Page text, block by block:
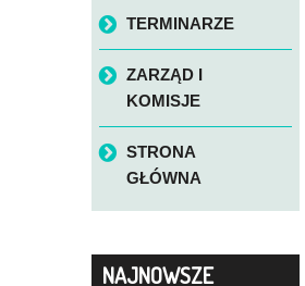
TERMINARZE
ZARZĄD I
KOMISJE
STRONA
GŁÓWNA
NAJNOWSZE